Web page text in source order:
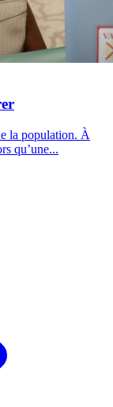
la population. À
qu’une...